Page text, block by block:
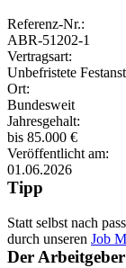
Referenz-Nr.:
ABR-51202-1
Vertragsart:
Unbefristete
Ort:
Bundesweit
Jahresgehalt:
bis 85.000 €
Veröffentlicht am:
01.06.2026
Tipp
Statt selbst nach
durch unseren Job
Der Arbeitgeber